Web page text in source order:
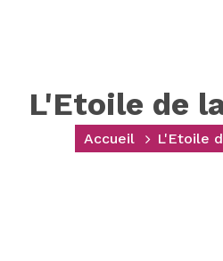
L'Etoile de
Accueil L'Etoile